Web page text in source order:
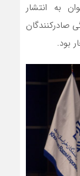
به انتشار
صادرکنندگان
بود.